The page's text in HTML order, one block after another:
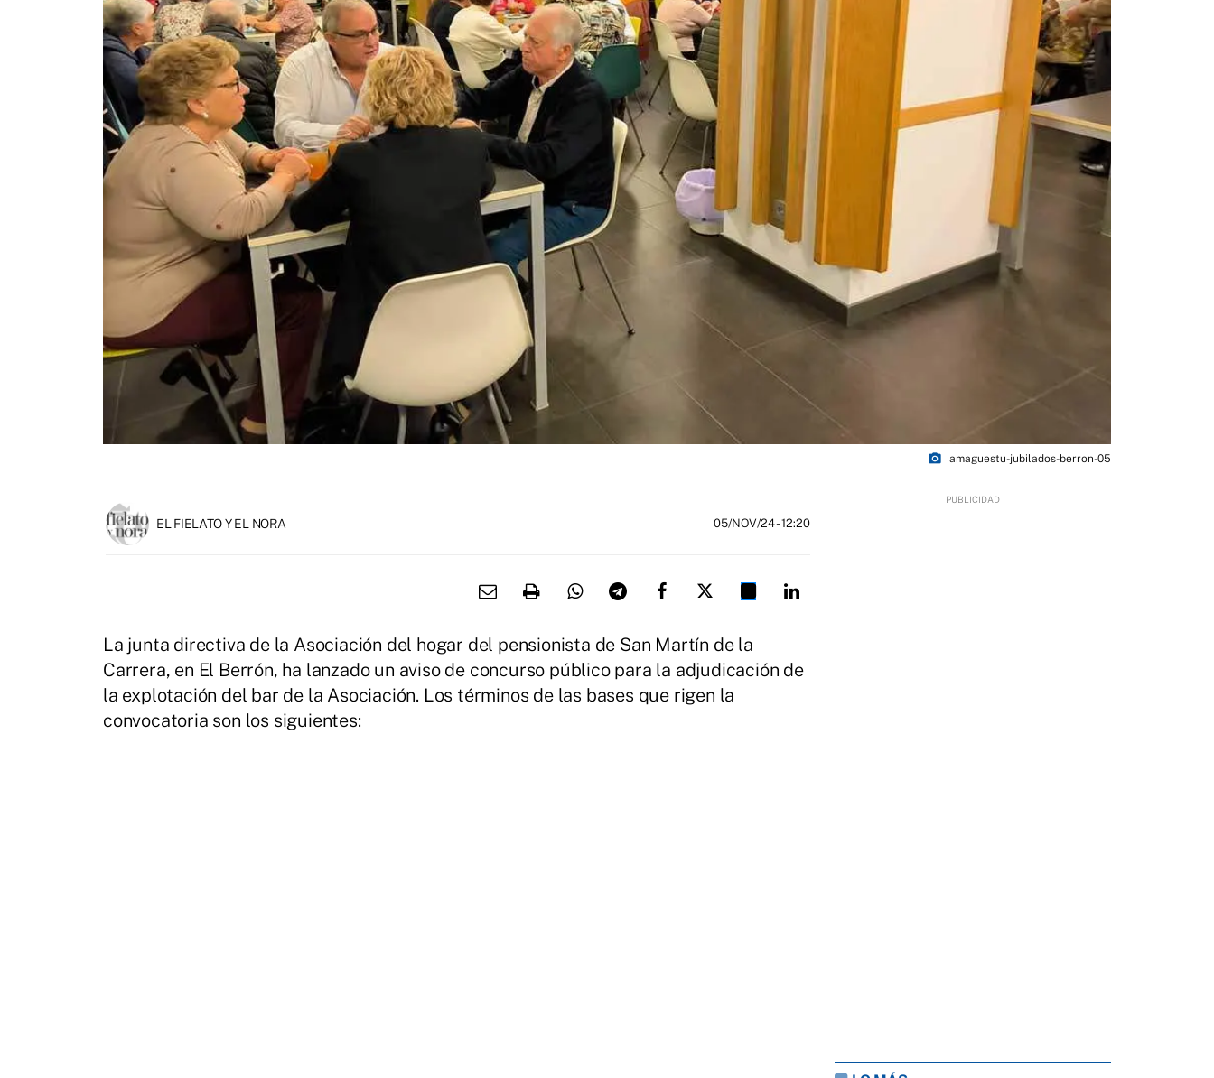
photo_camera amaguestu-jubilados-berron-05
EL FIELATO Y EL NORA 05/NOV/24- 12:20
La junta directiva de la Asociación del hogar del pensionista de San Martín de la
Carrera, en El Berrón, ha lanzado un aviso de concurso público para la adjudicación de
la explotación del bar de la Asociación. Los términos de las bases que rigen la
convocatoria son los siguientes: